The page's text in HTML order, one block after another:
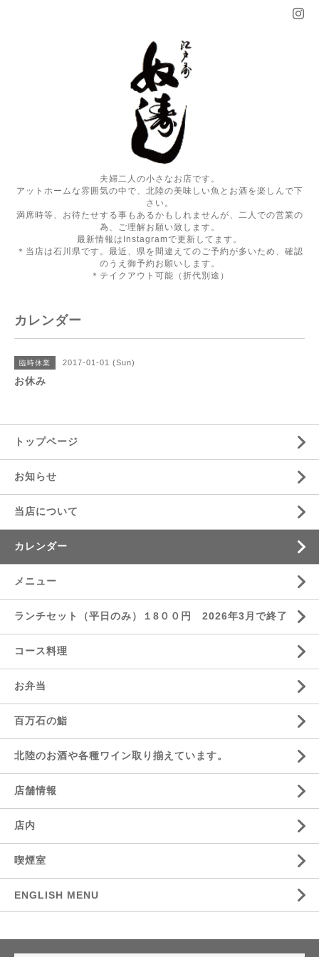
夫婦二人の小さなお店です。
アットホームな雰囲気の中で、北陸の美味しい魚とお酒を楽しんで下
さい。
満席時等、お待たせする事もあるかもしれませんが、二人での営業の
為、ご理解お願い致します。
最新情報はInstagramで更新してます。
＊当店は石川県です。最近、県を間違えてのご予約が多いため、確認
のうえ御予約お願いします。
＊テイクアウト可能（折代別途）
カレンダー
臨時休業 2017-01-01 (Sun)
お休み
トップページ
お知らせ
当店について
カレンダー
メニュー
ランチセット（平日のみ）１8００円 2026年3月で終了
コース料理
お弁当
百万石の鮨
北陸のお酒や各種ワイン取り揃えています。
店舗情報
店内
喫煙室
ENGLISH MENU